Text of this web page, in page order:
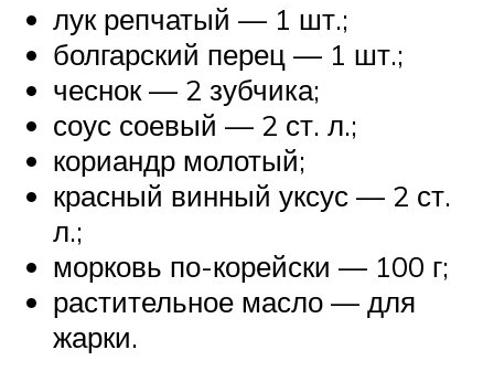
лук репчатый — 1 шт.;
болгарский перец — 1 шт.;
чеснок — 2 зубчика;
соус соевый — 2 ст. л.;
кориандр молотый;
красный винный уксус — 2 ст.
л.;
морковь по-корейски — 100 г;
растительное масло — для
жарки.